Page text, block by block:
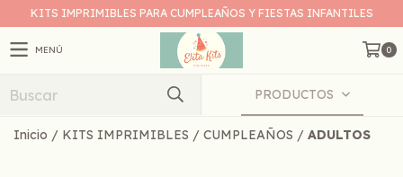
KITS IMPRIMIBLES PARA CUMPLEAÑOS Y FIESTAS INFANTILES
MENÚ 0
PRODUCTOS
Inicio / KITS IMPRIMIBLES / CUMPLEAÑOS / ADULTOS